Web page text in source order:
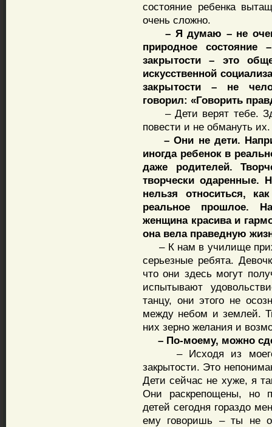
состояние ребенка
очень сложно.
– Я думаю – не очень
природное состояние
закрытости – это
искусственной
закрытости – не
говорил: «Говорить
– Дети верят тебе.
повести и не обмануть их.
– Они не дети.
иногда ребенок в
даже родителей.
творчески одаренные.
нельзя относиться,
реальное прошлое.
женщина красива и
она вела праведную
– К нам в училище
серьезные ребята.
что они здесь могут
испытывают
танцу, они этого не
между небом и землей.
них зерно желания и
– По-моему, можно
– Исходя из моего
закрытости. Это
Дети сейчас не хуже, я
Они раскрепощены, но
детей сегодня гораздо
ему говоришь – ты не